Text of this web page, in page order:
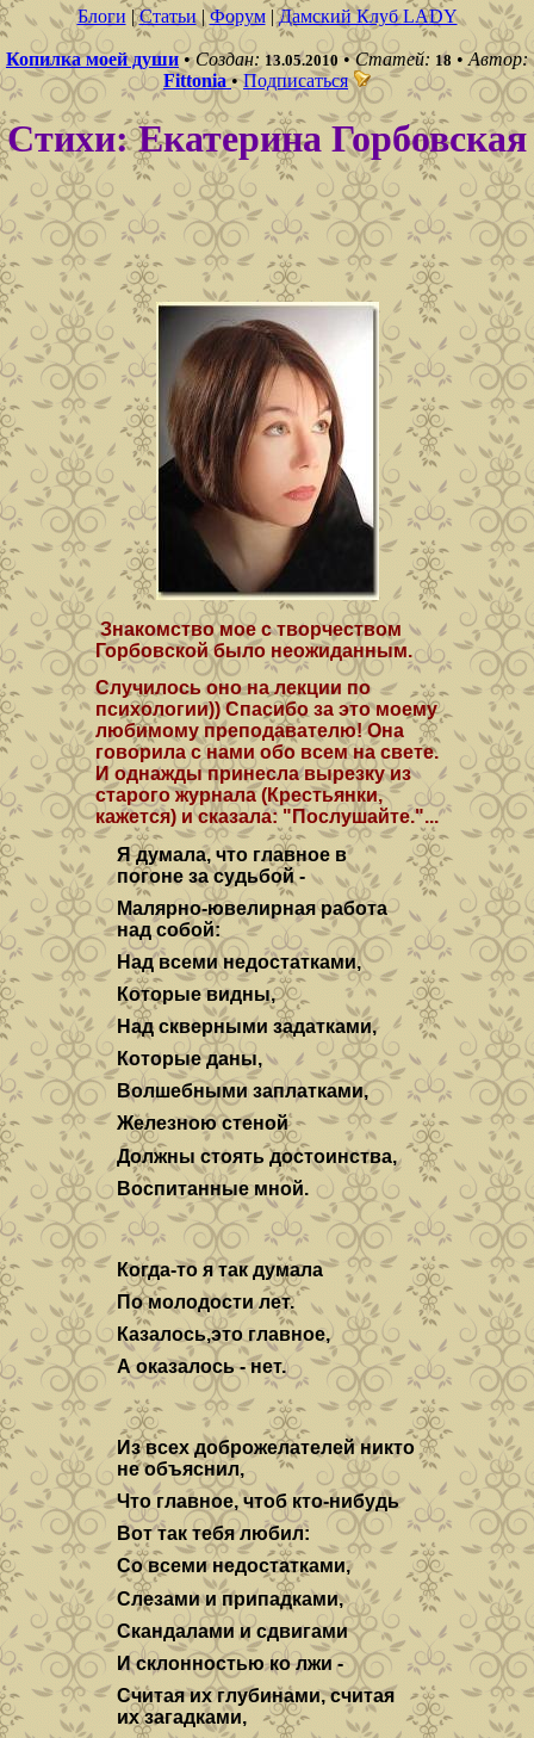
Блоги |Статьи|Форум|Дамский Клуб LADY
Копилка моей души•Создан: 13.05.2010 •Статей: 18 •Автор:
Fittonia•Подписаться
Стихи: Екатерина Горбовская
Знакомство мое с творчеством
Горбовской было неожиданным.
Случилось оно на лекции по
психологии)) Спасибо за это моему
любимому преподавателю! Она
говорила с нами обо всем на свете.
И однажды принесла вырезку из
старого журнала (Крестьянки,
кажется) и сказала: "Послушайте."...
Я думала, что главное в
погоне за судьбой -
Малярно-ювелирная работа
над собой:
Над всеми недостатками,
Которые видны,
Над скверными задатками,
Которые даны,
Волшебными заплатками,
Железною стеной
Должны стоять достоинства,
Воспитанные мной.
Когда-то я так думала
По молодости лет.
Казалось,это главное,
А оказалось - нет.
Из всех доброжелателей никто
не объяснил,
Что главное, чтоб кто-нибудь
Вот так тебя любил:
Со всеми недостатками,
Слезами и припадками,
Скандалами и сдвигами
И склонностью ко лжи -
Считая их глубинами, считая
их загадками,